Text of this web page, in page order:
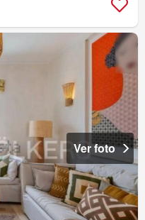
Ver foto